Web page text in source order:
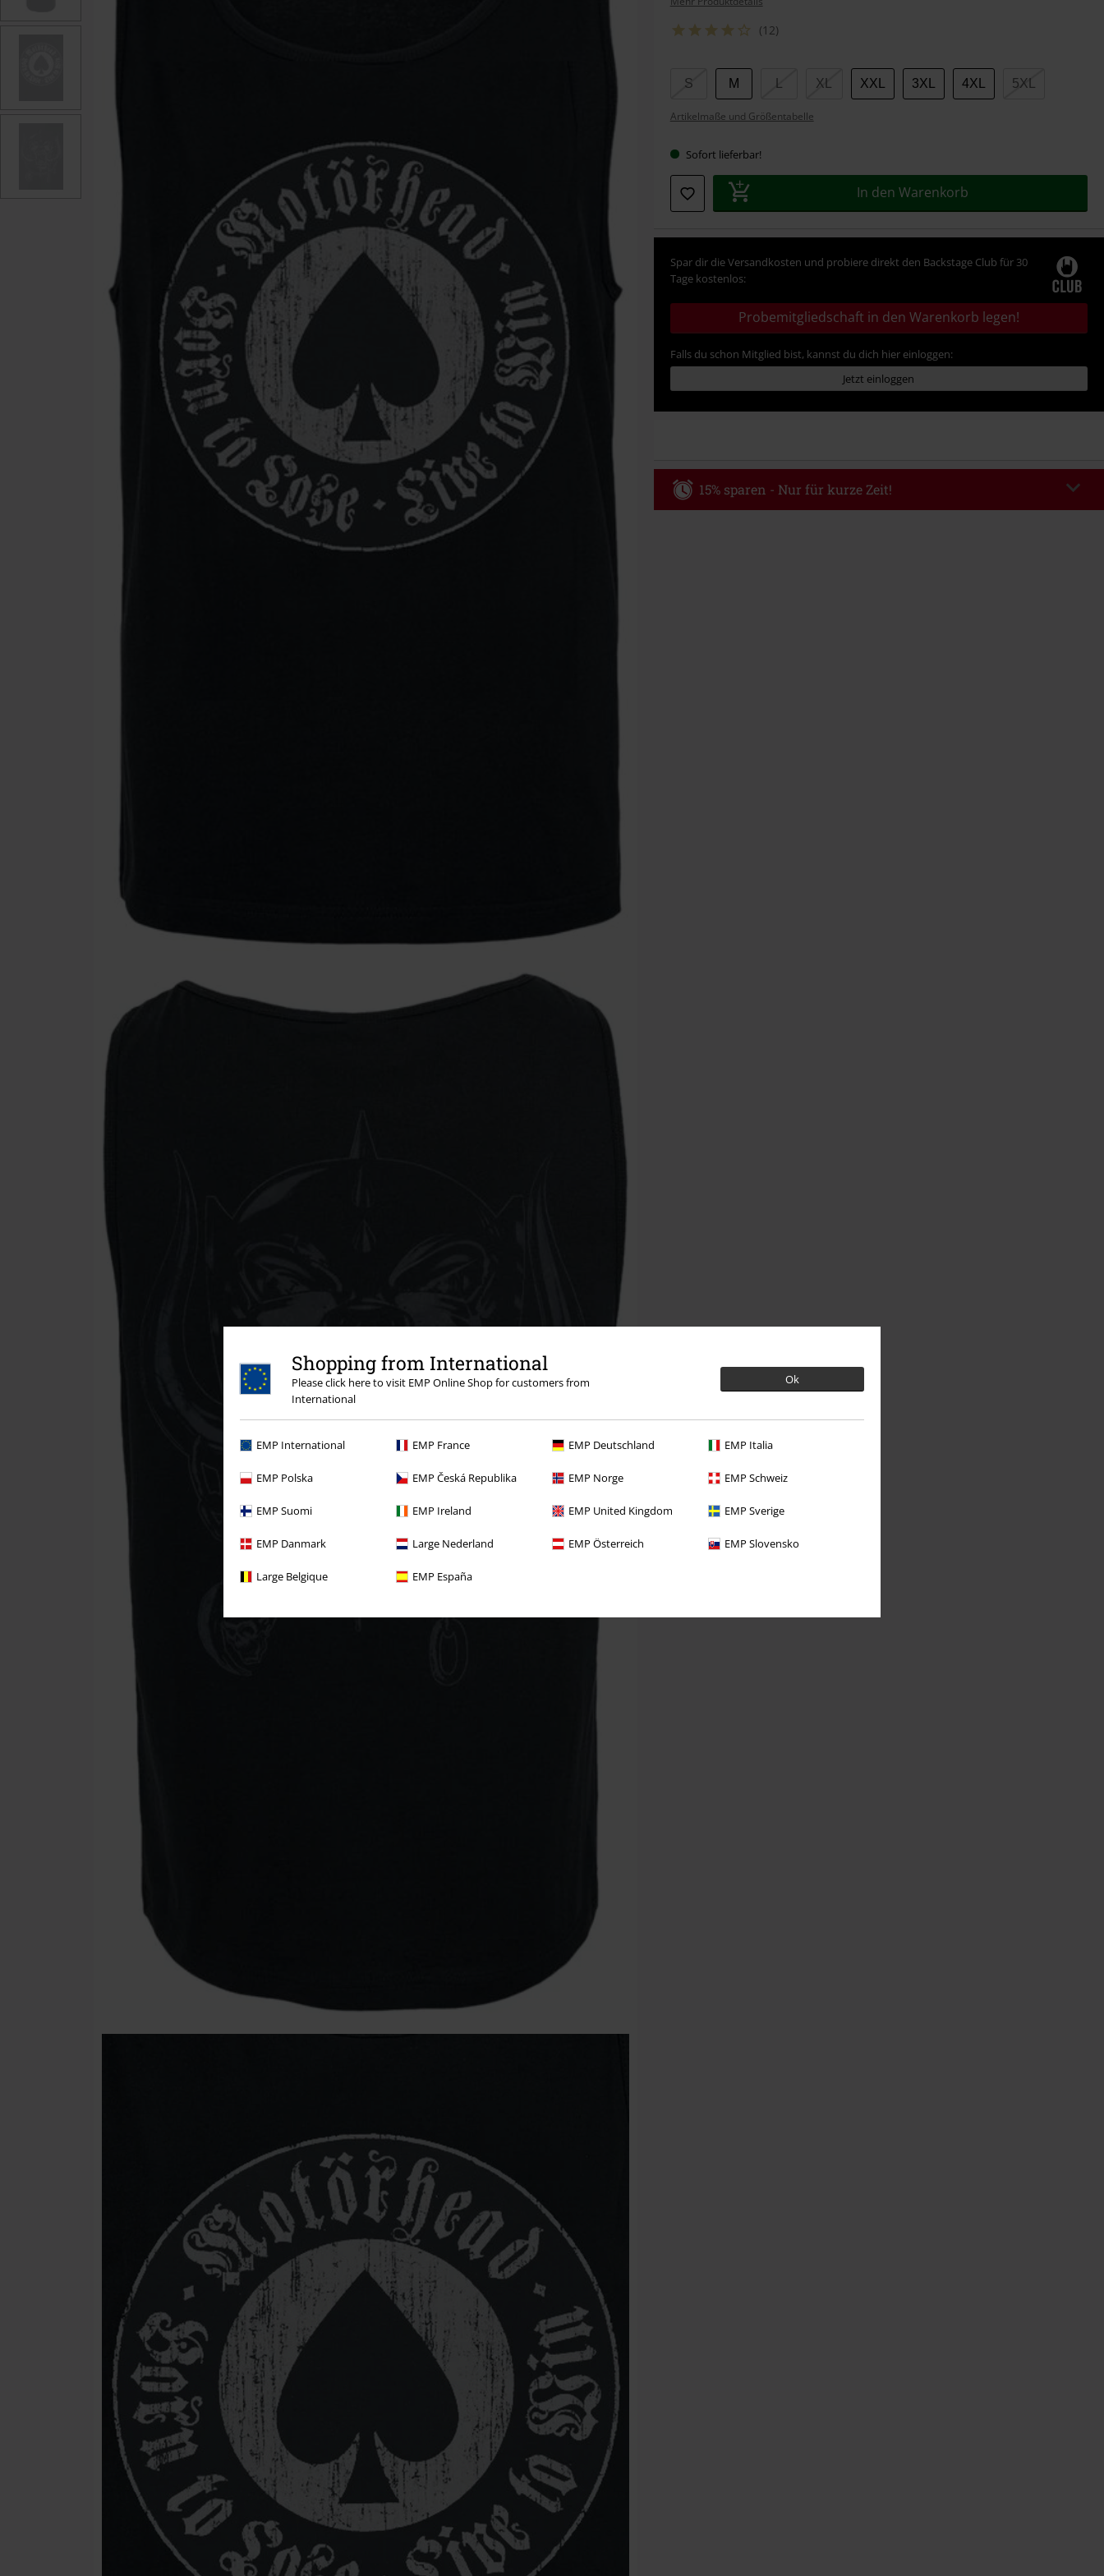
Shopping from International
Please click here to visit EMP Online Shop for customers from
International
Ok
EMP International EMP France EMP Deutschland EMP Italia
EMP Polska EMP Česká Republika EMP Norge EMP Schweiz
EMP Suomi EMP Ireland EMP United Kingdom EMP Sverige
EMP Danmark Large Nederland EMP Österreich EMP Slovensko
Large Belgique EMP España
(12)
Wähle
deine
Größe
S M XL XXL 3XL 4XL 5XL
Artikelmaße und Größentabelle
Sofort lieferbar!
In den Warenkorb
Spar dir die Versandkosten und probiere direkt den Backstage Club für 30
Tage kostenlos:
Probemitgliedschaft in den Warenkorb legen!
Falls du schon Mitglied bist, kannst du dich hier einloggen:
Jetzt einloggen
15% sparen - Nur für kurze Zeit!